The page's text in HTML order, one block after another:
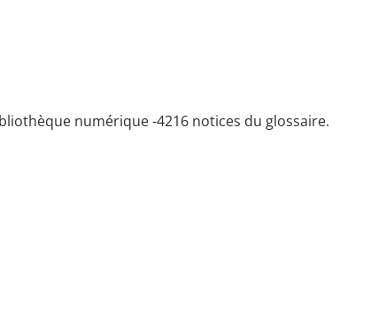
numérique -4216 notices du glossaire.